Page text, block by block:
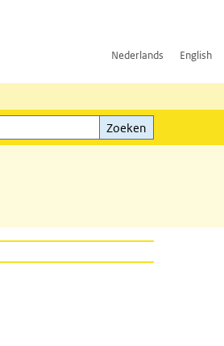
Nederlands English
Zoeken